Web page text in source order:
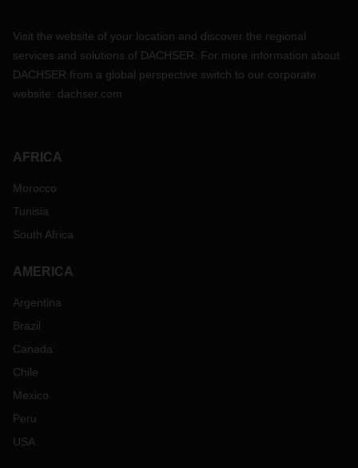
Visit the website of your location and discover the regional
services and solutions of DACHSER. For more information about
DACHSER from a global perspective switch to our corporate
website: dachser.com
AFRICA
Morocco
Tunisia
South Africa
AMERICA
Argentina
Brazil
Canada
Chile
Mexico
Peru
USA